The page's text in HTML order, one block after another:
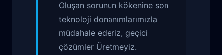
Oluşan sorunun kökenine son
teknoloji donanımlarımızla
müdahale ederiz, geçici
çözümler Üretmeyiz.